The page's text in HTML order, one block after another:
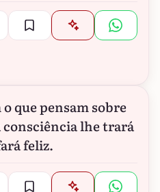
que pensam sobre
consciência lhe trará
feliz.